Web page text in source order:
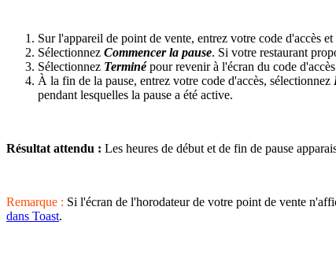
Sur l'appareil de point de vente, entrez votre code d'accès
Sélectionnez Commencer la pause. Si votre restaurant
Sélectionnez Terminépour revenir à l'écran du code
À la fin de la pause, entrez votre code d'accès, sélectionnez
pendant lesquelles la pause a été active.
Résultat attendu : Les heures de début et de fin de pause
Remarque : Si l'écran de l'horodateur de votre point de vente
dans Toast.